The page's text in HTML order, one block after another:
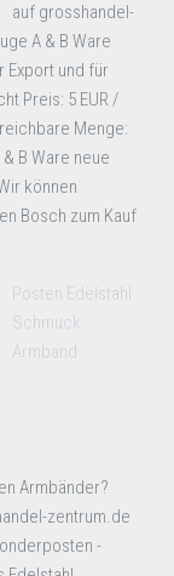
auf grosshandel-
A & B Ware
Export und für
Preis: 5 EUR /
Menge:
B Ware neue
können
Bosch zum Kauf
Posten Edelstahl
Schmuck
Armband
Armbänder?
zentrum.de
-